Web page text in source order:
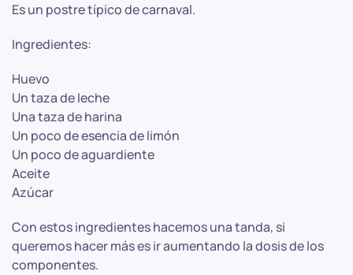
Es un postre típico de carnaval.
Ingredientes:
Huevo
Un taza de leche
Una taza de harina
Un poco de esencia de limón
Un poco de aguardiente
Aceite
Azúcar
Con estos ingredientes hacemos una tanda, si
queremos hacer más es ir aumentando la dosis de los
componentes.